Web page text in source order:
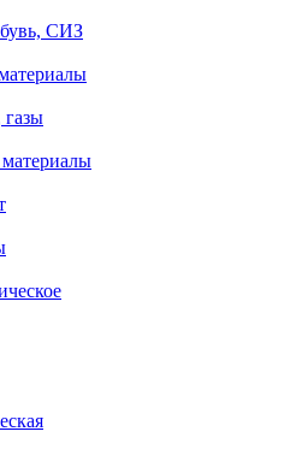
СИЗ
газы